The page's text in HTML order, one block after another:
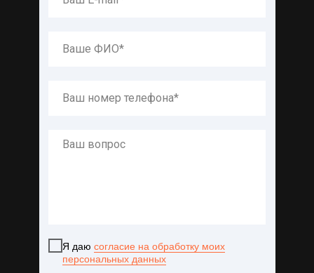
Я даю согласие на обработку моих
персональных данных